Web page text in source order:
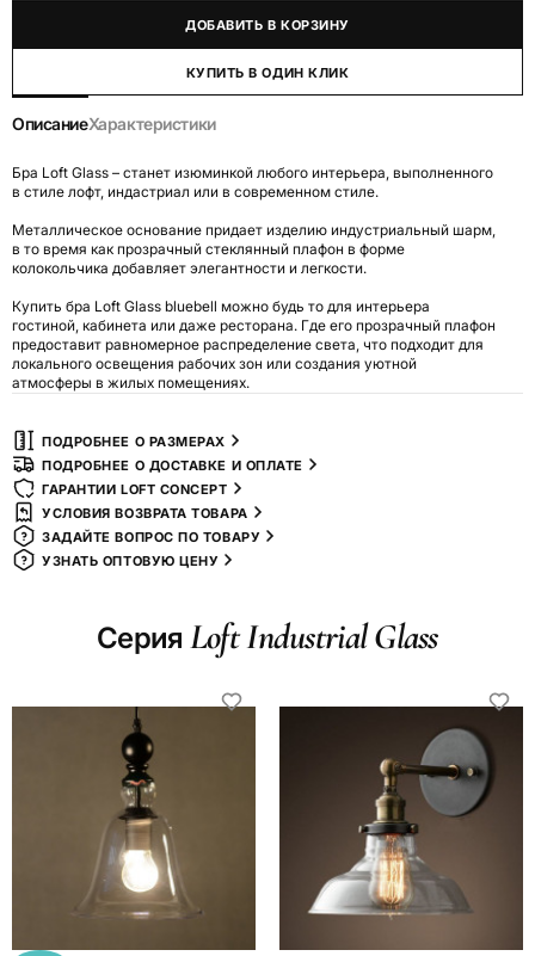
ДОБАВИТЬ В КОРЗИНУ
КУПИТЬ В ОДИН КЛИК
ОписаниеХарактеристики
Бра Loft Glass – станет изюминкой любого интерьера, выполненного
в стиле лофт, индастриал или в современном стиле.
Металлическое основание придает изделию индустриальный шарм,
в то время как прозрачный стеклянный плафон в форме
колокольчика добавляет элегантности и легкости.
Купить бра Loft Glass bluebell можно будь то для интерьера
гостиной, кабинета или даже ресторана. Где его прозрачный плафон
предоставит равномерное распределение света, что подходит для
локального освещения рабочих зон или создания уютной
атмосферы в жилых помещениях.
ПОДРОБНЕЕ О РАЗМЕРАХ
ПОДРОБНЕЕ О ДОСТАВКЕ И ОПЛАТЕ
ГАРАНТИИ LOFT CONCEPT
УСЛОВИЯ ВОЗВРАТА ТОВАРА
ЗАДАЙТЕ ВОПРОС ПО ТОВАРУ
УЗНАТЬ ОПТОВУЮ ЦЕНУ
Серия Loft Industrial Glass